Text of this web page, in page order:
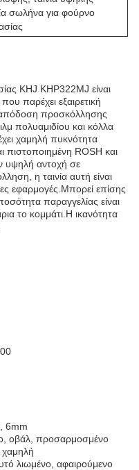
σωλήνα για φούρνο
KHJ KHP322MJ είναι
παρέχει εξαιρετική
απόδοση προσκόλλησης
πολυαμιδίου και κόλλα
χαμηλή πυκνότητα
πιστοποιημένη ROSH και
υψηλή αντοχή σε
η ταινία αυτή είναι
εφαρμογές.Μπορεί επίσης
παραγγελίας είναι
το κομμάτι.Η ικανότητα
6mm
οβάλ, προσαρμοσμένο
λιωμένο, αφαιρούμενο